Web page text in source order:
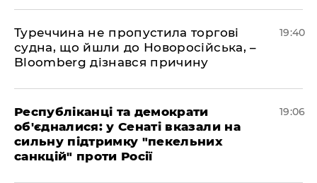
Туреччина не пропустила торгові
судна, що йшли до Новоросійська, –
Bloomberg дізнався причину
19:40
Республіканці та демократи
об'єдналися: у Сенаті вказали на
сильну підтримку "пекельних
санкцій" проти Росії
19:06